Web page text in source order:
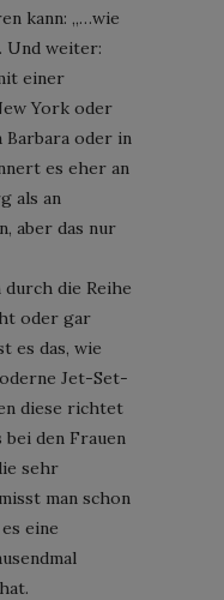
kann: „…wie
Und weiter:
einer
York oder
Barbara oder in
es eher an
als an
aber das nur
die Reihe
oder gar
es das, wie
Jet-Set-
diese richtet
bei den Frauen
sehr
man schon
eine